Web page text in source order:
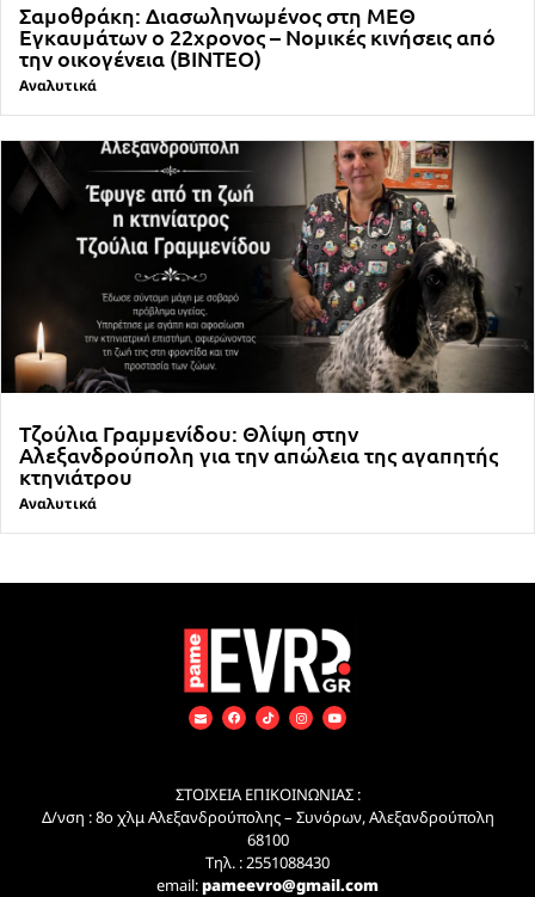
Σαμοθράκη: Διασωληνωμένος στη ΜΕΘ
Εγκαυμάτων ο 22χρονος – Νομικές κινήσεις από
την οικογένεια (ΒΙΝΤΕΟ)
Αναλυτικά
Τζούλια Γραμμενίδου: Θλίψη στην
Αλεξανδρούπολη για την απώλεια της αγαπητής
κτηνιάτρου
Αναλυτικά
ΣΤΟΙΧΕΙΑ ΕΠΙΚΟΙΝΩΝΙΑΣ :
Δ/νση : 8ο χλμ Αλεξανδρούπολης – Συνόρων, Αλεξανδρούπολη
68100
Τηλ. : 2551088430
email:pameevro@gmail.com